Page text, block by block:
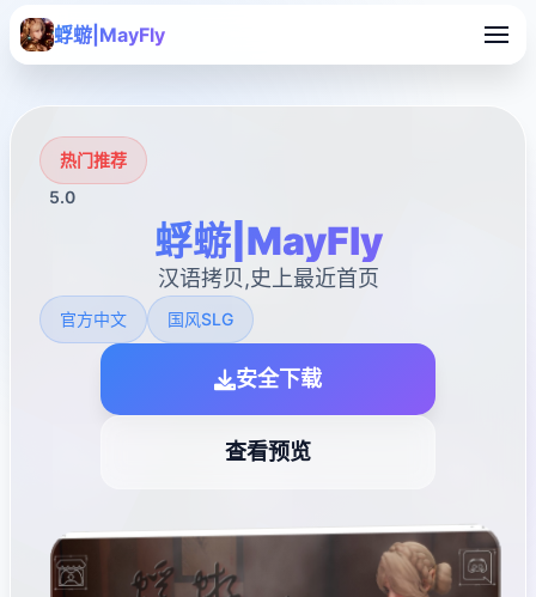
蜉蝣|MayFly
热门推荐
5.0
蜉蝣|MayFly
汉语拷贝,史上最近首页
官方中文 国风SLG
安全下载
查看预览